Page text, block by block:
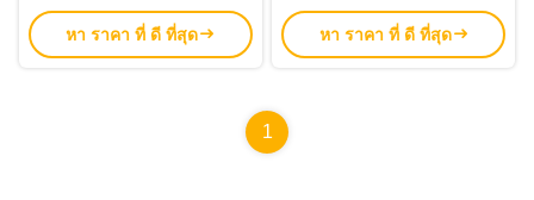
แยกส่วนและประสิทธิภาพการ
ป้องกันการกระแทกสูงสำหรับ
การใช้งานในอุตสาหกรรม
หา ราคา ที่ ดี ที่สุด
พร้อมการออกแบบแบบโมดูลาร์
สำหรับการใช้งานบดอัดกำลัง
สูง
หา ราคา ที่ ดี ที่สุด
1